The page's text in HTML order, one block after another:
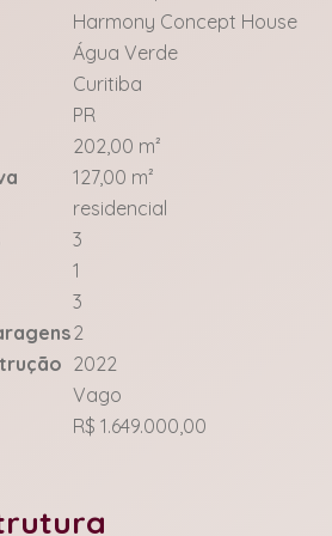
Harmony Concept House
Água Verde
Curitiba
PR
202,00 m²
127,00 m²
residencial
3
1
3
2
2022
Vago
R$ 1.649.000,00